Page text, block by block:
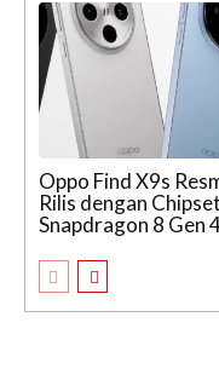
Oppo Find X9s
Rilis dengan Chipset
Snapdragon 8 Gen